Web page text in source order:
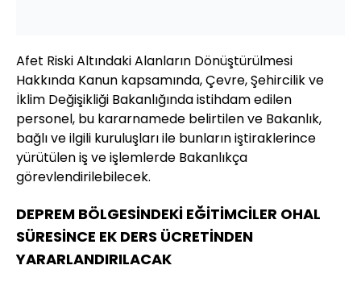
Afet Riski Altındaki Alanların Dönüştürülmesi
Hakkında Kanun kapsamında, Çevre, Şehircilik ve
İklim Değişikliği Bakanlığında istihdam edilen
personel, bu kararnamede belirtilen ve Bakanlık,
bağlı ve ilgili kuruluşları ile bunların iştiraklerince
yürütülen iş ve işlemlerde Bakanlıkça
görevlendirilebilecek.
DEPREM BÖLGESİNDEKİ EĞİTİMCİLER OHAL
SÜRESİNCE EK DERS ÜCRETİNDEN
YARARLANDIRILACAK